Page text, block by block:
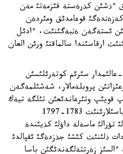
ءذشئن كذرةستة قئزمةتئ مةن
قوعامدئق ومئردةن
ئستةگةن ةثبةگئنئث، ءادئل
ارقاسئندا سالماقتئ ورئن العان
سئرئم كوتةرئلئسئن
پروبلةمالار، شةشئلمةگةن
قويئپ وتئرعاندئعئن تئلگة تيةك
ةتةدئ. بذل باعئتتا اتاقتئ رؤ باسئلارئنئث 1783-1797
تؤرالئ ماسةلة داؤلئ كذيئندة
ذلئنئث كئشئ جذزدةگئ ئقپالدئ
زةرتتةلگةندئگئن باسا